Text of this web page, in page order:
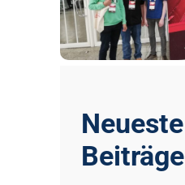
Neueste
Beiträge